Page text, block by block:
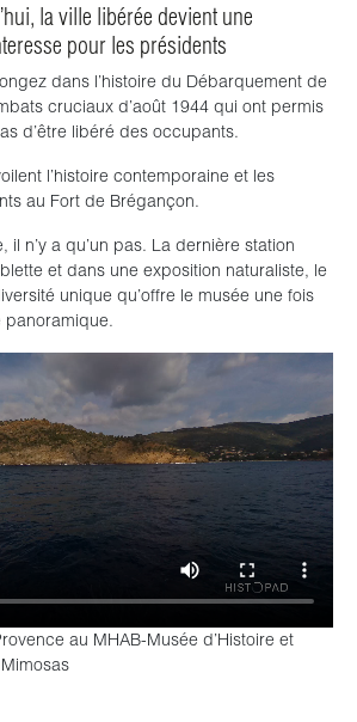
la ville libérée devient une
pour les présidents
dans l’histoire du Débarquement de
cruciaux d’août 1944 qui ont permis
d’être libéré des occupants.
l’histoire contemporaine et les
au Fort de Brégançon.
il n’y a qu’un pas. La dernière station
et dans une exposition naturaliste, le
unique qu’offre le musée une fois
panoramique.
au MHAB-Musée d’Histoire et